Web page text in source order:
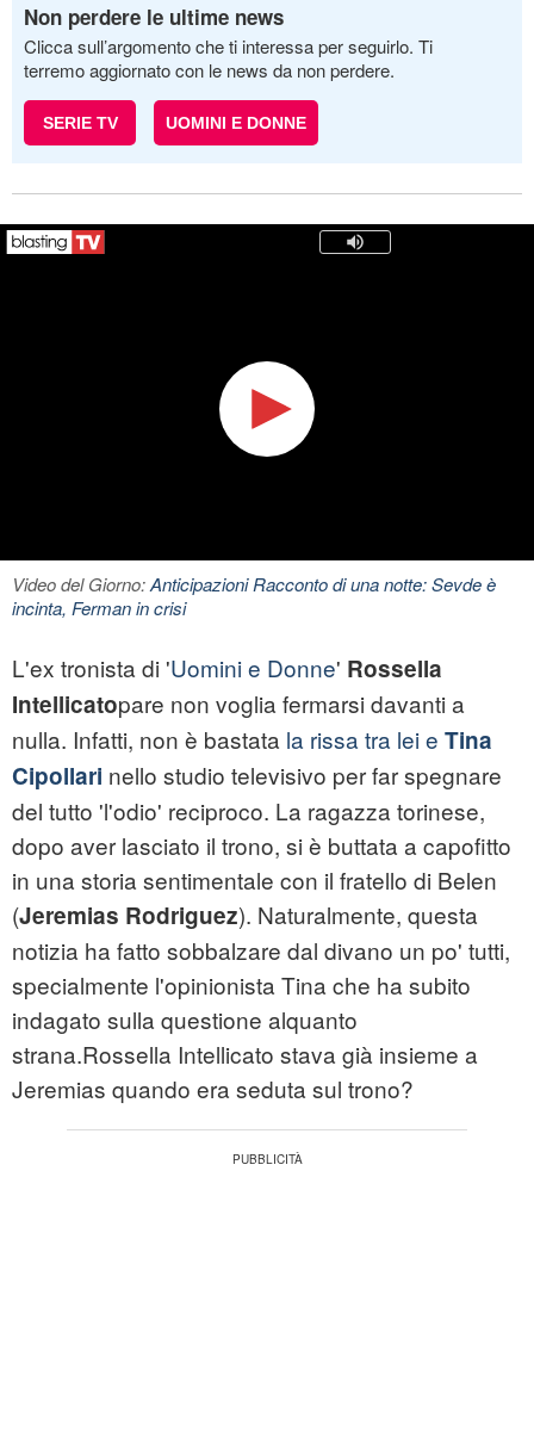
Non perdere le ultime news
Clicca sull’argomento che ti interessa per seguirlo. Ti
terremo aggiornato con le news da non perdere.
SERIE TV UOMINI E DONNE
Video del Giorno:Anticipazioni Racconto di una notte: Sevde è
incinta, Ferman in crisi
L'ex tronista di 'Uomini e Donne' Rossella
Intellicatopare non voglia fermarsi davanti a
nulla. Infatti, non è bastata la rissa tra lei e Tina
Cipollari nello studio televisivo per far spegnare
del tutto 'l'odio' reciproco. La ragazza torinese,
dopo aver lasciato il trono, si è buttata a capofitto
in una storia sentimentale con il fratello di Belen
(Jeremias Rodriguez). Naturalmente, questa
notizia ha fatto sobbalzare dal divano un po' tutti,
specialmente l'opinionista Tina che ha subito
indagato sulla questione alquanto
strana.Rossella Intellicato stava già insieme a
Jeremias quando era seduta sul trono?